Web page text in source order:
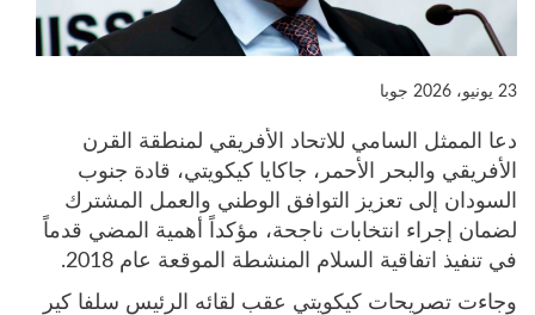
23 يونيو، 2026 جوبا
دعا الممثل السامي للاتحاد الأفريقي لمنطقة القرن
الأفريقي والبحر الأحمر، جاكايا كيكويتي، قادة جنوب
السودان إلى تعزيز التوافق الوطني والعمل المشترك
لضمان إجراء انتخابات ناجحة، مؤكداً أهمية المضي قدماً
في تنفيذ اتفاقية السلام المنشطة الموقعة عام 2018.
وجاءت تصريحات كيكويتي عقب لقائه الرئيس سلفا كير